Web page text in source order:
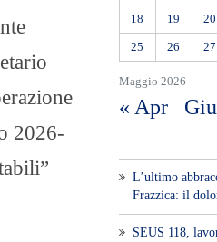
2026-
Maggio 2026
18 19 20
25 26 27
« Apr
L’ultimo
Frazzica: il
SEUS 118,